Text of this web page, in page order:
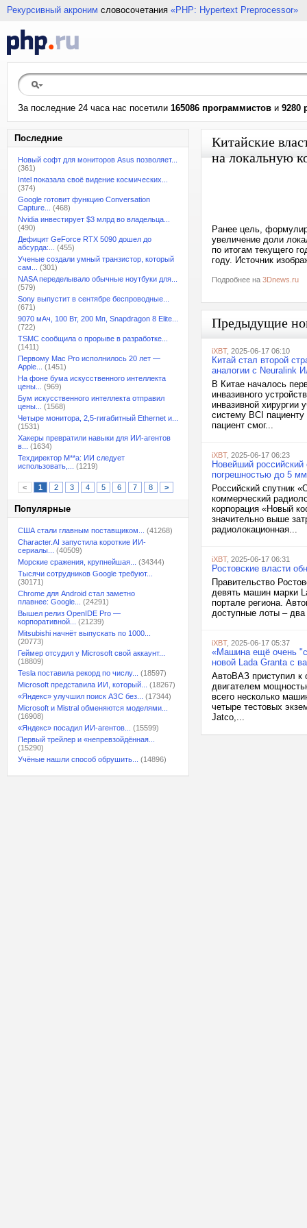
Рекурсивный акроним словосочетания «PHP: Hypertext Preprocessor»
За последние 24 часа нас посетили 165086 программистов и 9280
Последние
Новый софт для мониторов Asus позволяет...
(361)
Intel показала своё видение космических...
(374)
Google готовит функцию Conversation
Capture...
(468)
Nvidia инвестирует $3 млрд во владельца...
(490)
Дефицит GeForce RTX 5090 дошел до
абсурда:...
(455)
Ученые создали умный транзистор, который
сам...
(301)
NASA переделывало обычные ноутбуки для...
(579)
Sony выпустит в сентябре беспроводные...
(671)
9070 мАч, 100 Вт, 200 Мп, Snapdragon 8 Elite...
(722)
TSMC сообщила о прорыве в разработке...
(1411)
Первому Mac Pro исполнилось 20 лет —
Apple...
(1451)
На фоне бума искусственного интеллекта
цены...
(969)
Бум искусственного интеллекта отправил
цены...
(1568)
Четыре монитора, 2,5-гигабитный Ethernet и...
(1531)
Хакеры превратили навыки для ИИ-агентов
в...
(1634)
Техдиректор M**a: ИИ следует
использовать,...
(1219)
< 1 2 3 4 5 6 7 8 >
Популярные
США стали главным поставщиком...
(41268)
Character.AI запустила короткие ИИ-
сериалы...
(40509)
Морские сражения, крупнейшая...
(34344)
Тысячи сотрудников Google требуют...
(30171)
Chrome для Android стал заметно
плавнее: Google...
(24291)
Вышел релиз OpenIDE Pro —
корпоративной...
(21239)
Mitsubishi начнёт выпускать по 1000...
(20773)
Геймер отсудил у Microsoft свой аккаунт...
(18809)
Tesla поставила рекорд по числу...
(18597)
Microsoft представила ИИ, который...
(18267)
«Яндекс» улучшил поиск АЗС без...
(17344)
Microsoft и Mistral обменяются моделями...
(16908)
«Яндекс» посадил ИИ-агентов...
(15599)
Первый трейлер и «непревзойдённая...
(15290)
Учёные нашли способ обрушить...
(14896)
Китайские
на локальную
Ранее цель,
увеличение доли
по итогам текущего
году. Источник
Подробнее на 3Dnews.ru
Предыдущие
iXBT, 2025-06-17 06:10
Китай стал второй
аналогии с Neuralink
В Китае началось
инвазивного
инвазивной хирургии
систему BCI
пациент смог...
iXBT, 2025-06-17 06:23
Новейший
погрешностью до 5 мм
Российский спутник
коммерческий
корпорация «Новый
значительно выше
радиолокационная...
iXBT, 2025-06-17 06:31
Ростовские власти
Правительство
девять машин марки
портале региона.
доступные лоты –
iXBT, 2025-06-17 05:37
«Машина ещё очень
новой Lada Granta с
АвтоВАЗ приступил к
двигателем
всего несколько
четыре тестовых
Jatco,...